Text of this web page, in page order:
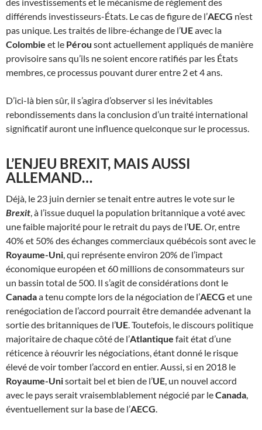
différends investisseurs-États. Le cas de figure de l’AECG n’est
pas unique. Les traités de libre-échange de l’UEavec la
Colombie et le Pérou sont actuellement appliqués de manière
provisoire sans qu’ils ne soient encore ratifiés par les États
membres, ce processus pouvant durer entre 2 et 4 ans.
D’ici-là bien sûr, il s’agira d’observer si les inévitables
rebondissements dans la conclusion d’un traité international
significatif auront une influence quelconque sur le processus.
L’ENJEU BREXIT, MAIS AUSSI
ALLEMAND…
Déjà, le 23 juin dernier se tenait entre autres le vote sur le
Brexit, à l’issue duquel la population britannique a voté avec
une faible majorité pour le retrait du pays de l’UE. Or, entre
40% et 50% des échanges commerciaux québécois sont avec le
Royaume-Uni, qui représente environ 20% de l’impact
économique européen et 60 millions de consommateurs sur
un bassin total de 500. Il s’agit de considérations dont le
Canadaa tenu compte lors de la négociation de l’AECG et une
renégociation de l’accord pourrait être demandée advenant la
sortie des britanniques de l’UE. Toutefois, le discours politique
majoritaire de chaque côté de l’Atlantique fait état d’une
réticence à réouvrir les négociations, étant donné le risque
élevé de voir tomber l’accord en entier. Aussi, si en 2018 le
Royaume-Unisortait bel et bien de l’UE, un nouvel accord
avec le pays serait vraisemblablement négocié par leCanada,
éventuellement sur la base de l’AECG.